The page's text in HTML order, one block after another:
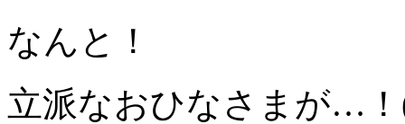
なんと！
立派なおひなさまが…